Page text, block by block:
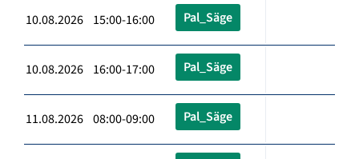
10.08.2026 15:00-16:00 Pal_Säge
10.08.2026 16:00-17:00 Pal_Säge
11.08.2026 08:00-09:00 Pal_Säge